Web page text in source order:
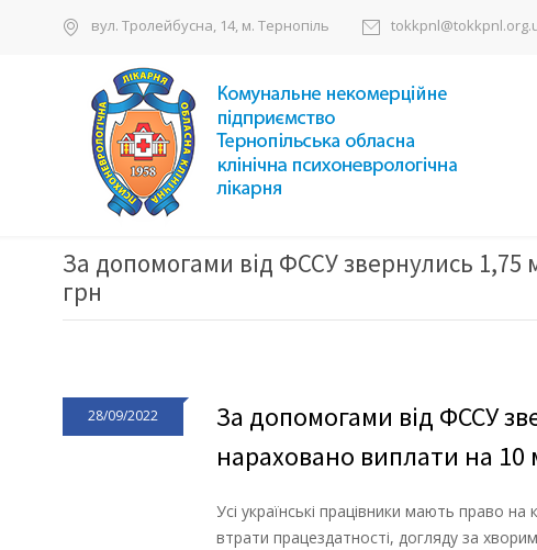
вул. Тролейбусна, 14, м. Тернопіль
За допомогами від ФССУ звернулись
грн
28/09/2022
За допомогами від ФССУ
нараховано виплати на 10
Усі українські працівники мають право
втрати працездатності, догляду за